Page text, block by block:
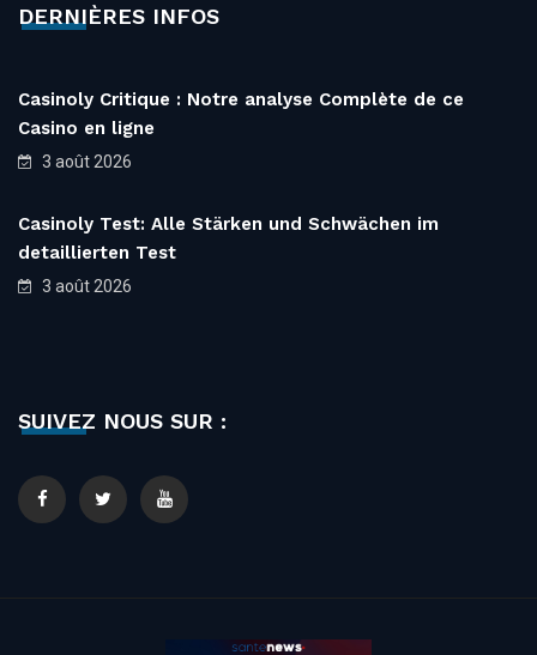
DERNIÈRES INFOS
Casinoly Critique : Notre analyse Complète de ce
Casino en ligne
3 août 2026
Casinoly Test: Alle Stärken und Schwächen im
detaillierten Test
3 août 2026
SUIVEZ NOUS SUR :